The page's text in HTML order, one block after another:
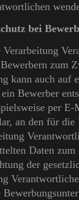
bei
zum
kann auch auf
Bewerber
per
an den für
Daten
der